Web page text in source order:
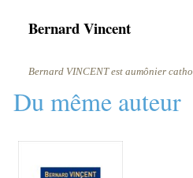
Bernard Vincent
Bernard VINCENT est aumônier
Du même auteur